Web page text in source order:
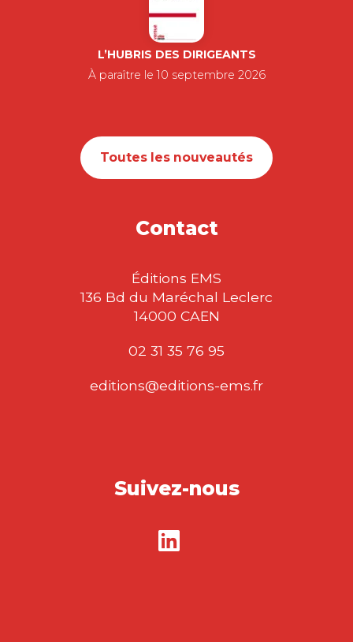
L’HUBRIS DES DIRIGEANTS
À paraître le 10 septembre 2026
Toutes les nouveautés
Contact
Éditions EMS
136 Bd du Maréchal Leclerc
14000 CAEN
02 31 35 76 95
editions@editions-ems.fr
Suivez-nous